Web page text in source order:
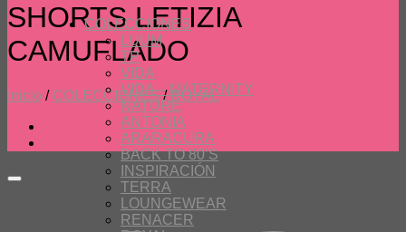
COLECCIONES
LUUM
TP
VIDA
VIDA – MATERNITY
NATURE
ANTONIA
ARARACURA
BACK TO 80’S
INSPIRACIÓN
TERRA
LOUNGEWEAR
RENACER
SHORTS LETIZIA
CAMUFLADO
Inicio / COLECCIONES / ROYAL